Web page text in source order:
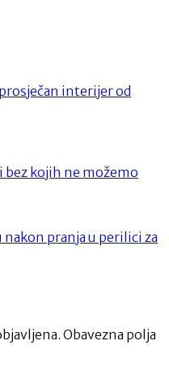
interijer od
bez kojih ne možemo
pranja u perilici za
Obavezna polja